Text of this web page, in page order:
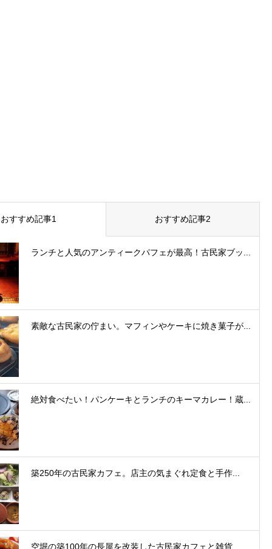
おすすめ記事1 おすすめ記事2
ランチと人気のアンティークパフェが最高！古民家ブッ...
素敵な古民家の佇まい。マフィンやケーキに焼き菓子が...
絶対食べたい！パンケーキとランチのキーマカレー！蔵...
築250年の古民家カフェ。店主の気まぐれ定食と手作...
空堀の築100年の長屋を改装した古民家カフェと雑貨...